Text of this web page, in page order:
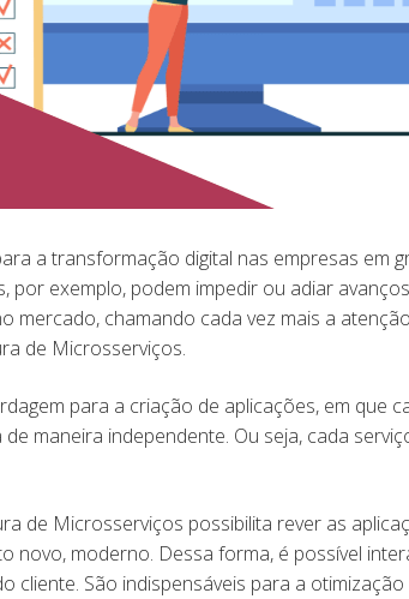
a transformação digital nas empresas em
por exemplo, podem impedir ou adiar
mercado, chamando cada vez mais a
de Microsserviços.
para a criação de aplicações, em que
de maneira independente. Ou seja, cada
de Microsserviços possibilita rever as
novo, moderno. Dessa forma, é possível
cliente. São indispensáveis para a